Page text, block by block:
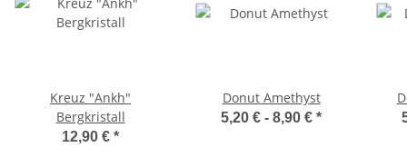
Kreuz "Ankh"
Bergkristall
12,90 € *
Donut Amethyst
5,20 € - 8,90 € *